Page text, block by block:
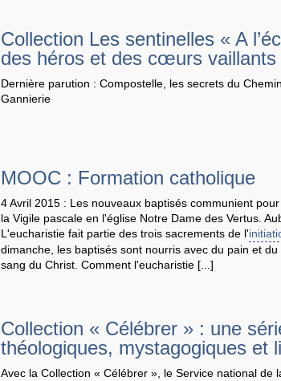
Collection Les sentinelles « A
des héros et des cœurs vaillants
Dernière parution : Compostelle, les secrets du
Gannierie
MOOC : Formation catholique
4 Avril 2015 : Les nouveaux baptisés communient
la Vigile pascale en l'église Notre Dame des Vertus.
L'eucharistie fait partie des trois sacrements de l'
dimanche, les baptisés sont nourris avec du pain et
sang du Christ. Comment l'eucharistie [...]
Collection « Célébrer » : une
théologiques, mystagogiques et
Avec la Collection « Célébrer », le Service national de